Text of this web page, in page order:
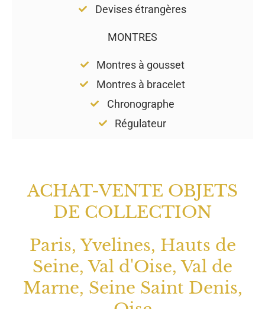
Devises étrangères
MONTRES
Montres à gousset
Montres à bracelet
Chronographe
Régulateur
ACHAT-VENTE OBJETS
DE COLLECTION
Paris, Yvelines, Hauts de
Seine, Val d'Oise, Val de
Marne, Seine Saint Denis,